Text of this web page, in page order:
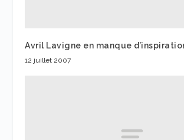
Avril Lavigne en manque
12 juillet 2007